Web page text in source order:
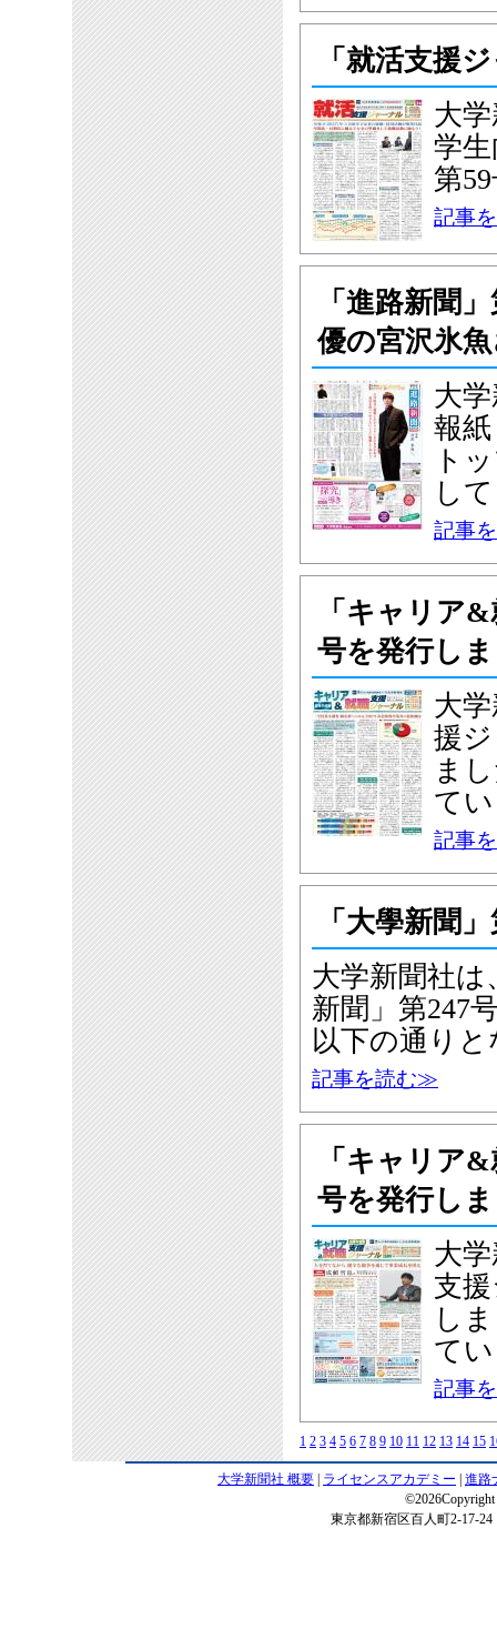
「就活支援
大
学
第
記事
「進路新聞
優の宮沢氷
大
報
ト
し
記事
「キャリア
号を発行し
大
援
ま
て
記事
「大學新聞
大学新聞社は
新聞」第247
以下の通り
記事を読む≫
「キャリア
号を発行し
大
支
し
て
記事
1 2 3 4 5 6 7 8 9 10 11 12 13 14 15
大学新聞社 概要 ライセンスアカデミー
進路
©2026Copyright
東京都新宿区百人町2-17-